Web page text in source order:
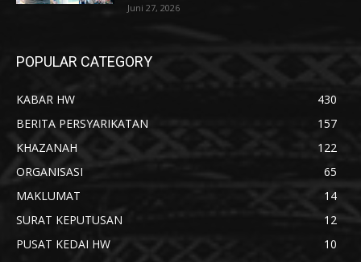
Juni 27, 2026
POPULAR CATEGORY
KABAR HW
430
BERITA PERSYARIKATAN
157
KHAZANAH
122
ORGANISASI
65
MAKLUMAT
14
SURAT KEPUTUSAN
12
PUSAT KEDAI HW
10